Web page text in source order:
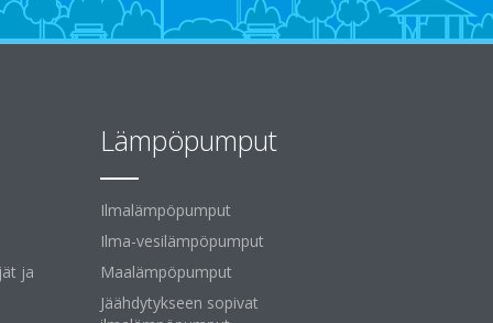
ja
Lämpöpumput
Ilmalämpöpumput
Ilma-vesilämpöpumput
Maalämpöpumput
Jäähdytykseen sopivat